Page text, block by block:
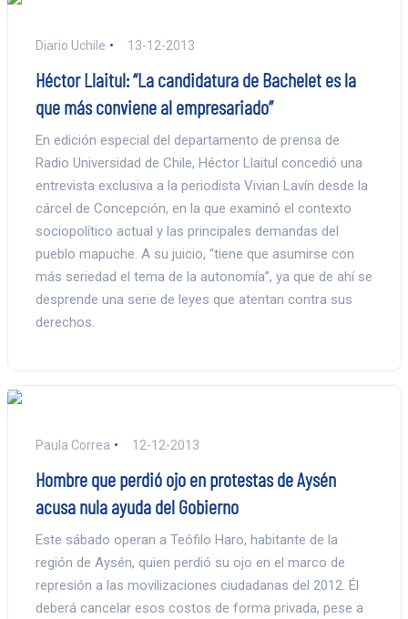
Diario Uchile 13-12-2013
Héctor Llaitul: “La candidatura de Bachelet es la
que más conviene al empresariado”
En edición especial del departamento de prensa de
Radio Universidad de Chile, Héctor Llaitul concedió una
entrevista exclusiva a la periodista Vivian Lavín desde la
cárcel de Concepción, en la que examinó el contexto
sociopolítico actual y las principales demandas del
pueblo mapuche. A su juicio, “tiene que asumirse con
más seriedad el tema de la autonomía”, ya que de ahí se
desprende una serie de leyes que atentan contra sus
derechos.
Paula Correa 12-12-2013
Hombre que perdió ojo en protestas de Aysén
acusa nula ayuda del Gobierno
Este sábado operan a Teófilo Haro, habitante de la
región de Aysén, quien perdió su ojo en el marco de
represión a las movilizaciones ciudadanas del 2012. Él
deberá cancelar esos costos de forma privada, pese a